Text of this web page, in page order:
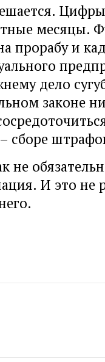
месяцы.
прорабу и
дело
законе
сборе
не
И это не